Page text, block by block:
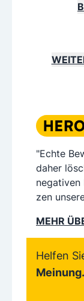
"Echte
daher
negativen
zen
MEHR
Helfen
Meinung.